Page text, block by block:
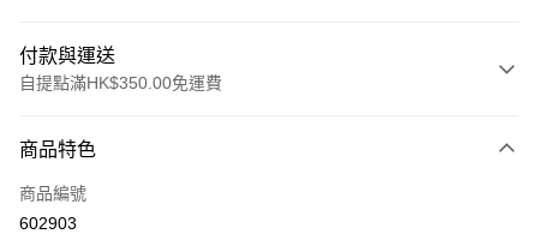
付款與運送
自提點滿HK$350.00免運費
信用卡
Apple Pay
商品特色
商品編號
602903